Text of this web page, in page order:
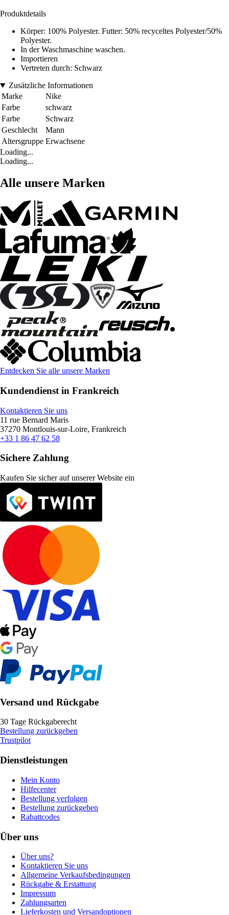
Produktdetails
Körper: 100% Polyester. Futter: 50% recyceltes Polyester/50%
Polyester.
In der Waschmaschine waschen.
Importieren
Vertreten durch: Schwarz
Zusätzliche Informationen
Marke
Nike
Farbe
schwarz
Farbe
Schwarz
Geschlecht
Mann
Altersgruppe Erwachsene
Loading...
Loading...
Alle unsere Marken
Entdecken Sie alle unsere Marken
Kundendienst in Frankreich
Kontaktieren Sie uns
11 rue Bernard Maris
37270 Montlouis-sur-Loire, Frankreich
+33 1 86 47 62 58
Sichere Zahlung
Kaufen Sie sicher auf unserer Website ein
Versand und Rückgabe
30 Tage Rückgaberecht
Bestellung zurückgeben
Trustpilot
Dienstleistungen
Mein Konto
Hilfecenter
Bestellung verfolgen
Bestellung zurückgeben
Rabattcodes
Über uns
Über uns?
Kontaktieren Sie uns
Allgemeine Verkaufsbedingungen
Rückgabe & Erstattung
Impressum
Zahlungsarten
Lieferkosten und Versandoptionen